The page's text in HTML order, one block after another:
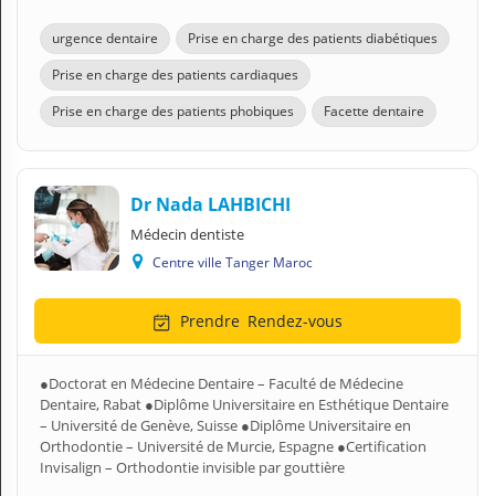
urgence dentaire
Prise en charge des patients diabétiques
Prise en charge des patients cardiaques
Prise en charge des patients phobiques
Facette dentaire
Dr Nada LAHBICHI
Médecin dentiste
Centre ville Tanger Maroc
Prendre Rendez-vous
●Doctorat en Médecine Dentaire – Faculté de Médecine
Dentaire, Rabat ●Diplôme Universitaire en Esthétique Dentaire
– Université de Genève, Suisse ●Diplôme Universitaire en
Orthodontie – Université de Murcie, Espagne ●Certification
Invisalign – Orthodontie invisible par gouttière